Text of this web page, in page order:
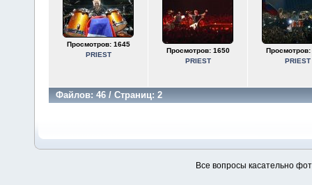
Просмотров: 1645
PRIEST
Просмотров: 1650
PRIEST
Просмотров:
PRIEST
Файлов: 46 / Страниц: 2
Все вопросы касательно